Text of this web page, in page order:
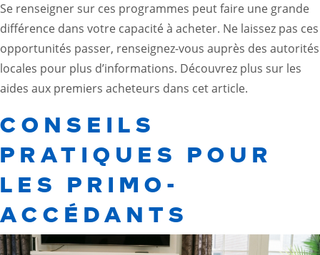
Se renseigner sur ces programmes peut faire une grande
différence dans votre capacité à acheter. Ne laissez pas ces
opportunités passer, renseignez-vous auprès des autorités
locales pour plus d’informations. Découvrez plus sur les
aides aux premiers acheteurs dans cet article.
CONSEILS
PRATIQUES POUR
LES PRIMO-
ACCÉDANTS